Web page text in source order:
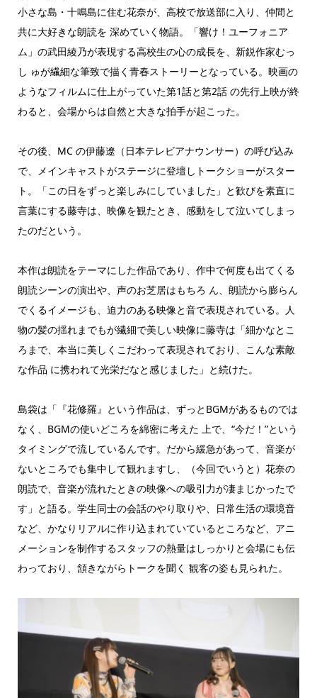
小さな島・十鳴島に住む花奈が、高校で放送部に入り、仲間と
共に大好きな朗読を 深めていく物語。「響け！ユーフォニア
ム」の武田綾乃が表現する高校生の心の成長を、新鋭作家むっ
し ゅが繊細な筆致で描く青春ストーリーとなっている。映画の
ようなフィルムに仕上がっていた第1話と第2話 の先行上映が終
わると、会場からは自然と大きな拍手が起こった。
その後、MC の伊藤遼（日本テレビアナウンサー）の呼び込み
で、メインキャストがステージに登壇しトークショーがスター
ト。「この日をずっと楽しみにしていました」と歓びを素直に
言葉にする藤寺は、映像を観たとき、感動をして泣いてしまっ
たのだという。
本作は朗読をテーマにした作品であり、作中で何度も出てくる
朗読シーンの演出や、声のお芝居はもちろ ん、朗読から膨らん
でくるイメージも、迫力のある映像と音で表現されている。人
物の髪の揺れまでもが繊細で美しい映像に藤寺は「細かなとこ
ろまで、本当に美しくこだわって表現されており、こんな素敵
な作品 に携われて光栄だなと感じました」と続けた。
島袋は「『花修羅』という作品は、ずっとBGMがあるものでは
なく、BGMの使いどころを綿密に考えた 上で、“今だ！”という
タイミングで流しているんです。だから緩急があって、音楽が
ないところでも集中して観れますし、（今回でいうと）花奈の
朗読で、音楽が流れたときの映像への吸引力が凄まじかったで
す」と語る。学生同士の会話のやり取りや、日常生活の環境音
など、かなりリアルに作り込まれていているところなど、アニ
メーションを制作するスタッフの熱量はしっかりと会場にも伝
わっており、頷きながらトークを聞く 観客の姿も見られた。